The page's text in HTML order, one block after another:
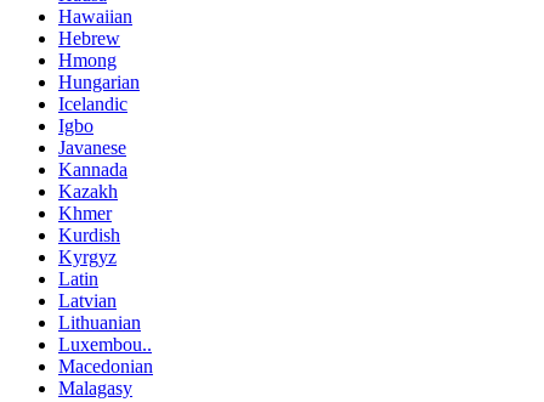
Hawaiian
Hebrew
Hmong
Hungarian
Icelandic
Igbo
Javanese
Kannada
Kazakh
Khmer
Kurdish
Kyrgyz
Latin
Latvian
Lithuanian
Luxembou..
Macedonian
Malagasy